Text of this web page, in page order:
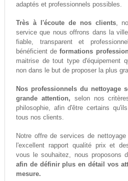
adaptés et professionnels possibles.
Très à l'écoute de nos clients,
service que nous offrons dans la
fiable, transparent et
bénéficient deformations
maitrise de tout type d'équipement
non dans le but de proposer la plus
Nos professionnels du nettoyage
grande attention, selon nos
philosophie, afin d'être certains
tous nos clients.
Notre offre de services de
l'excellent rapport qualité prix et
vous le souhaitez, nous proposons
afin de définir plus en détail vos
mesure.